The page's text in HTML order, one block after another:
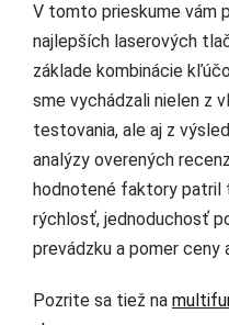
V tomto prieskume vám
najlepších laserových
základe kombinácie
sme vychádzali nielen z
testovania, ale aj z
analýzy overených
hodnotené faktory patril
rýchlosť, jednoduchosť
prevádzku a pomer ceny
Pozrite sa tiež na